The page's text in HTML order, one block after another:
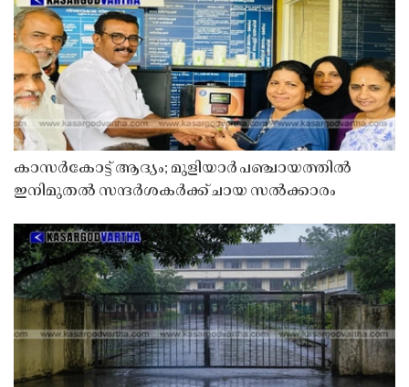
കാസർകോട്ട് ആദ്യം; മുളിയാർ പഞ്ചായത്തിൽ
ഇനിമുതൽ സന്ദർശകർക്ക് ചായ സൽക്കാരം